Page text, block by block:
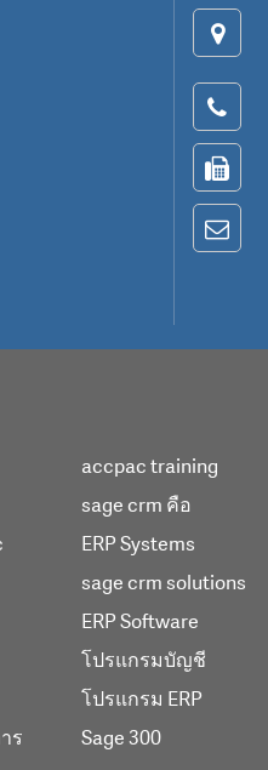
ร
accpac training
sage crm คือ
ERP Systems
sage crm solutions
ERP Software
โปรแกรมบัญชี
โปรแกรม ERP
Sage 300